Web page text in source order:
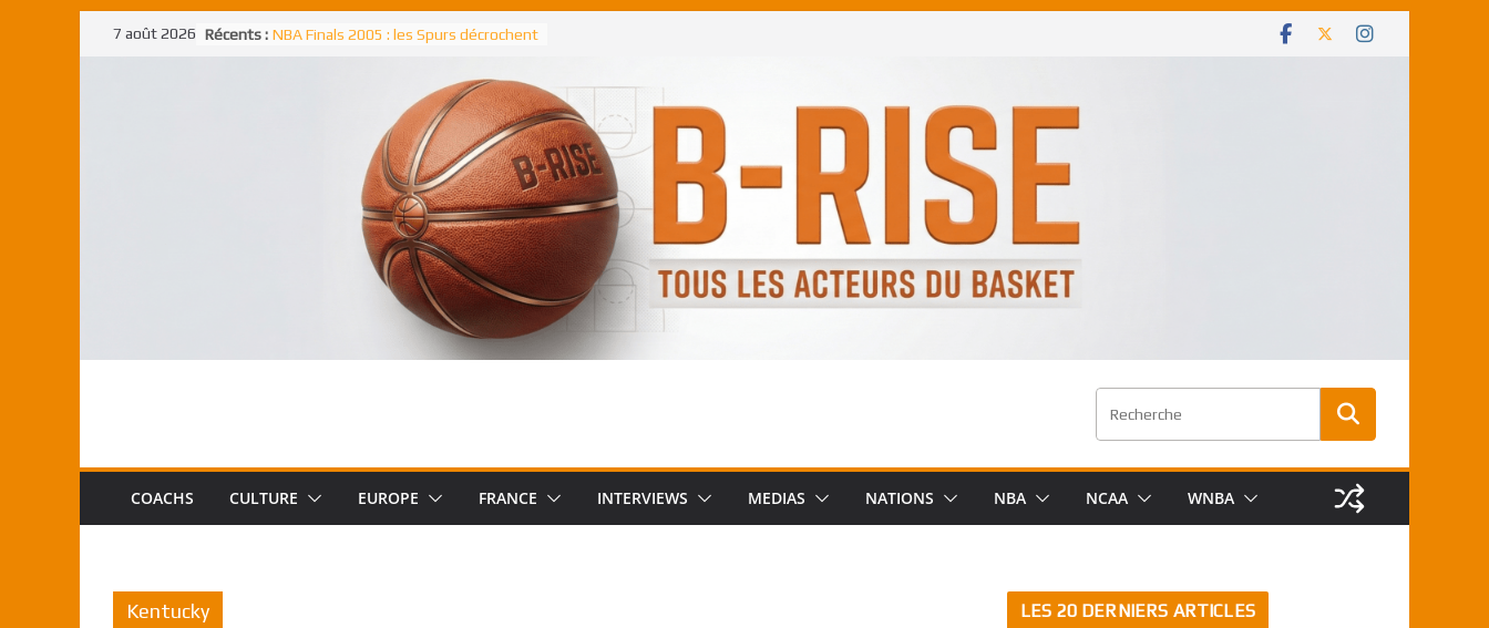
Passer7 août 2026 Récents : NBA Finals 2005 : les Spurs décrochent
NBA Finals 2021 : les Bucks et Giannis
Antetokounmpo triomphent, le Greek
Shai Gilgeous-Alexander : son premier
match à plus de 40 points en NBA, le
canadien transcendant face aux Spurs
Pau Gasol dans l’histoire en 2002 :
premier européen sacré Rookie de
Rudy Gobert, deuxième Français élu
meilleur défenseur d’une saison NBA
COACHS CULTURE EUROPE FRANCE INTERVIEWS MEDIAS NATIONS NBA NCAA WNBA
Kentucky LES 20 DERNIERS ARTICLES